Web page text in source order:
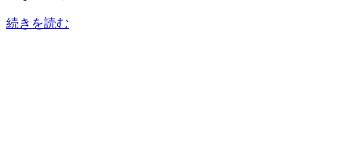
続きを読む